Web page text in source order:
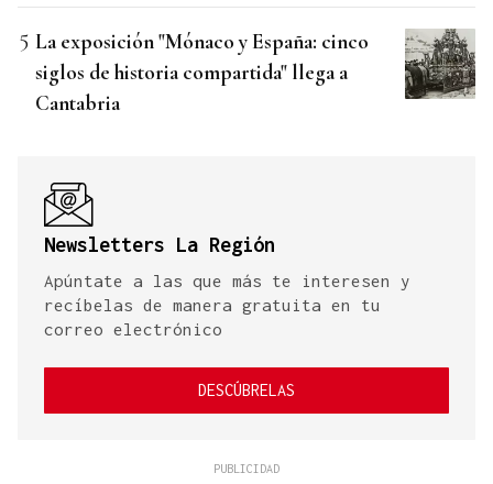
La exposición "Mónaco y España: cinco
siglos de historia compartida" llega a
Cantabria
Newsletters La Región
Apúntate a las que más te interesen y
recíbelas de manera gratuita en tu
correo electrónico
DESCÚBRELAS